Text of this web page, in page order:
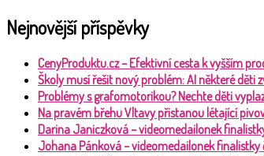
Nejnovější příspěvky
CenyProduktu.cz – Efektivní cesta k vyšším
Školy musí řešit nový problém: AI některé děti
Problémy s grafomotorikou? Nechte děti
Na pravém břehu Vltavy přistanou létající
Darina Janiczková – videomedailonek
Johana Pánková – videomedailonek finalistky